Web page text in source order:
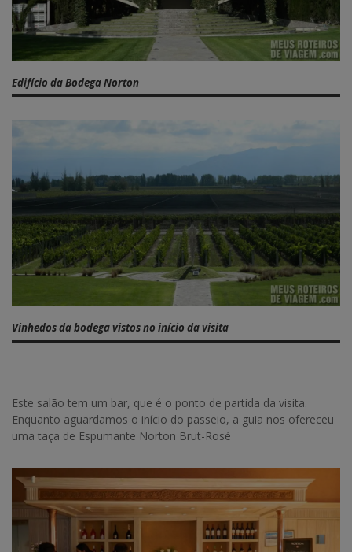
Edifício da Bodega Norton
Vinhedos da bodega vistos no início da visita
Este salão tem um bar, que é o ponto de partida da visita.
Enquanto aguardamos o início do passeio, a guia nos ofereceu
uma taça de Espumante Norton Brut-Rosé